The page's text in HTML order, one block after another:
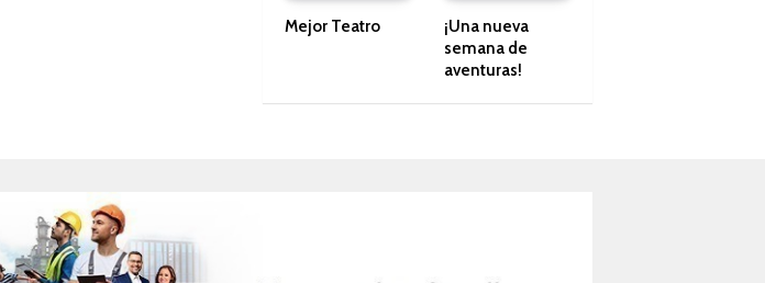
Mejor Teatro
¡Una nueva
semana de
aventuras!